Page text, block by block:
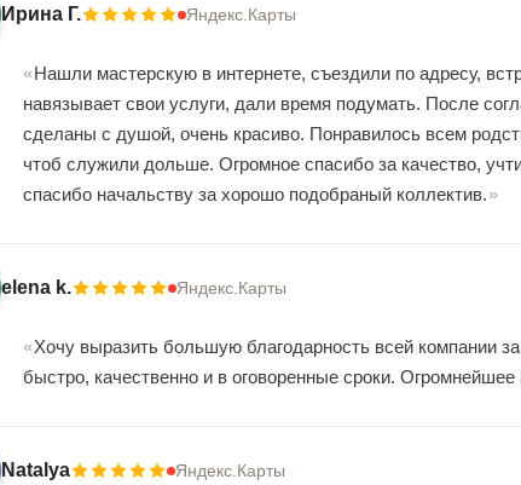
Ирина Г. Яндекс.Карты
Нашли мастерскую в интернете, съездили по адресу,
навязывает свои услуги, дали время подумать. После
сделаны с душой, очень красиво. Понравилось всем
чтоб служили дольше. Огромное спасибо за качество,
спасибо начальству за хорошо подобраный коллектив.
elena k. Яндекс.Карты
Хочу выразить большую благодарность всей компании
быстро, качественно и в оговоренные сроки.
Natalya Яндекс.Карты